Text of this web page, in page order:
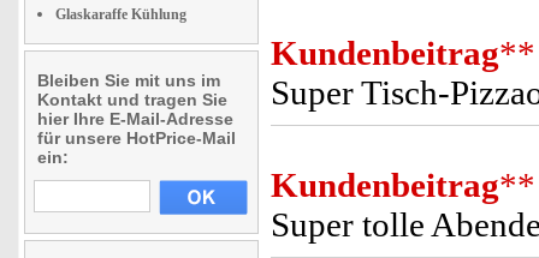
Glaskaraffe Kühlung
Bleiben Sie mit uns im
Kontakt und tragen Sie
hier Ihre E-Mail-Adresse
für unsere HotPrice-Mail
ein:
Kundenbeitrag**
Super Tisch-
Kundenbeitrag**
Super tolle